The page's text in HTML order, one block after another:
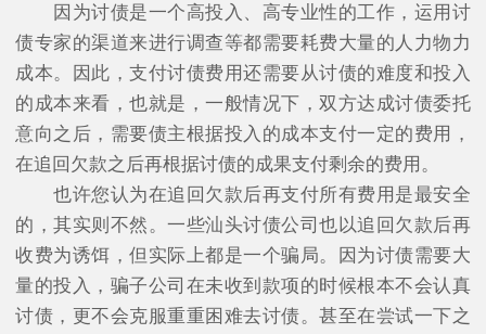
因为讨债是一个高投入、高专业性的工作，运用讨
债专家的渠道来进行调查等都需要耗费大量的人力物力
成本。因此，支付讨债费用还需要从讨债的难度和投入
的成本来看，也就是，一般情况下，双方达成讨债委托
意向之后，需要债主根据投入的成本支付一定的费用，
在追回欠款之后再根据讨债的成果支付剩余的费用。
也许您认为在追回欠款后再支付所有费用是最安全
的，其实则不然。一些汕头讨债公司也以追回欠款后再
收费为诱饵，但实际上都是一个骗局。因为讨债需要大
量的投入，骗子公司在未收到款项的时候根本不会认真
讨债，更不会克服重重困难去讨债。甚至在尝试一下之